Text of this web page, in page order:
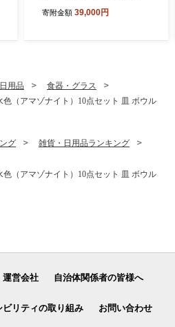
寄附金額 39,000円
用品
食器・グラス
色（アマゾナイト）10点セット 皿 ボウル
グ
雑貨・日用品ランキング
色（アマゾナイト）10点セット 皿 ボウル
運営会社 自治体関係者の皆様へ
ビリティの取り組み お問い合わせ